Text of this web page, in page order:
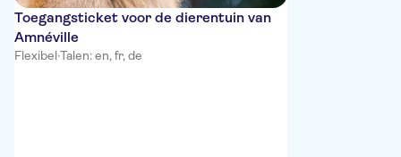
Toegangsticket voor de dierentuin van
Amnéville
Flexibel·Talen: en, fr, de